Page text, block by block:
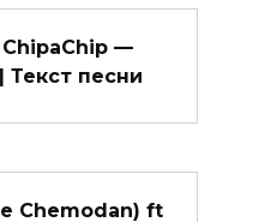
—
Текст песни
Chemodan) ft